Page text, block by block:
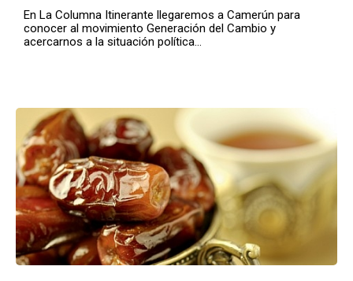
En La Columna Itinerante llegaremos a Camerún para
conocer al movimiento Generación del Cambio y
acercarnos a la situación política…